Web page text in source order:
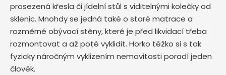
prosezená křesla či jídelní stůl s viditelnými kolečky od
sklenic. Mnohdy se jedná také o staré matrace a
rozměrné obývací stěny, které je před likvidací třeba
rozmontovat a až poté vyklidit. Horko těžko si s tak
fyzicky náročným vyklizením nemovitosti poradí jeden
člověk.